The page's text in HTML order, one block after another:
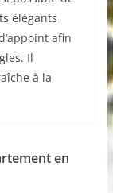
élégants
afin
Il
à la
en